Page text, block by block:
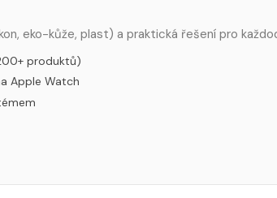
eko-kůže, plast) a praktická řešení pro
produktů)
Apple Watch